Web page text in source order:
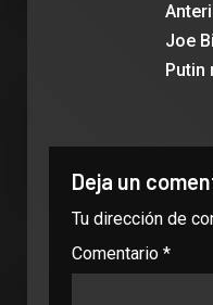
Joe
Putin
Deja un
Tu dirección de
Comentario *